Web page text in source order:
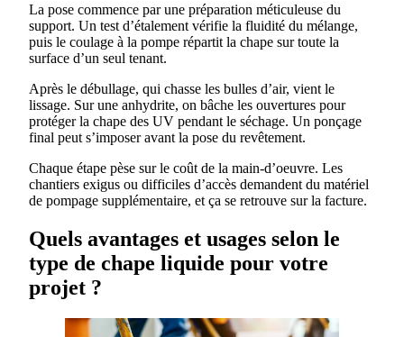
La pose commence par une préparation méticuleuse du
support. Un test d’étalement vérifie la fluidité du mélange,
puis le coulage à la pompe répartit la chape sur toute la
surface d’un seul tenant.
Après le débullage, qui chasse les bulles d’air, vient le
lissage. Sur une anhydrite, on bâche les ouvertures pour
protéger la chape des UV pendant le séchage. Un ponçage
final peut s’imposer avant la pose du revêtement.
Chaque étape pèse sur le coût de la main-d’oeuvre. Les
chantiers exigus ou difficiles d’accès demandent du matériel
de pompage supplémentaire, et ça se retrouve sur la facture.
Quels avantages et usages selon le
type de chape liquide pour votre
projet ?